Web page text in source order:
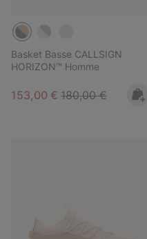
Basket Basse CALLSIGN
HORIZON™ Homme
Sale price:
153,00 € Regular price:
180,00 €